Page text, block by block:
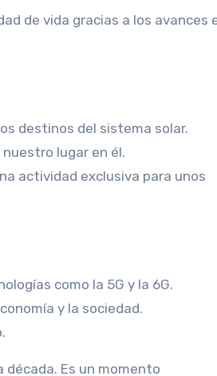
de vida gracias a los avances
destinos del sistema solar.
lugar en él.
actividad exclusiva para unos
como la 5G y la 6G.
y la sociedad.
década. Es un momento